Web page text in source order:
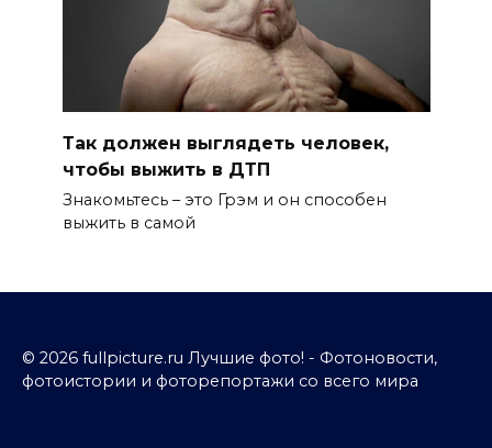
Так должен выглядеть человек,
чтобы выжить в ДТП
Знакомьтесь – это Грэм и он способен
выжить в самой
© 2026 fullpicture.ru Лучшие фото! - Фотоновости,
фотоистории и фоторепортажи со всего мира